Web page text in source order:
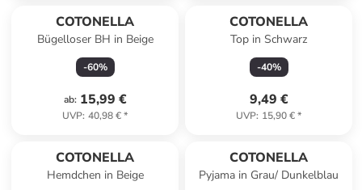
COTONELLA
Bügelloser BH in Beige
-60%
ab: 15,99 €
UVP: 40,98 €*
COTONELLA
Top in Schwarz
-40%
9,49 €
UVP: 15,90 €*
COTONELLA
Hemdchen in Beige
COTONELLA
Pyjama in Grau/ Dunkelblau